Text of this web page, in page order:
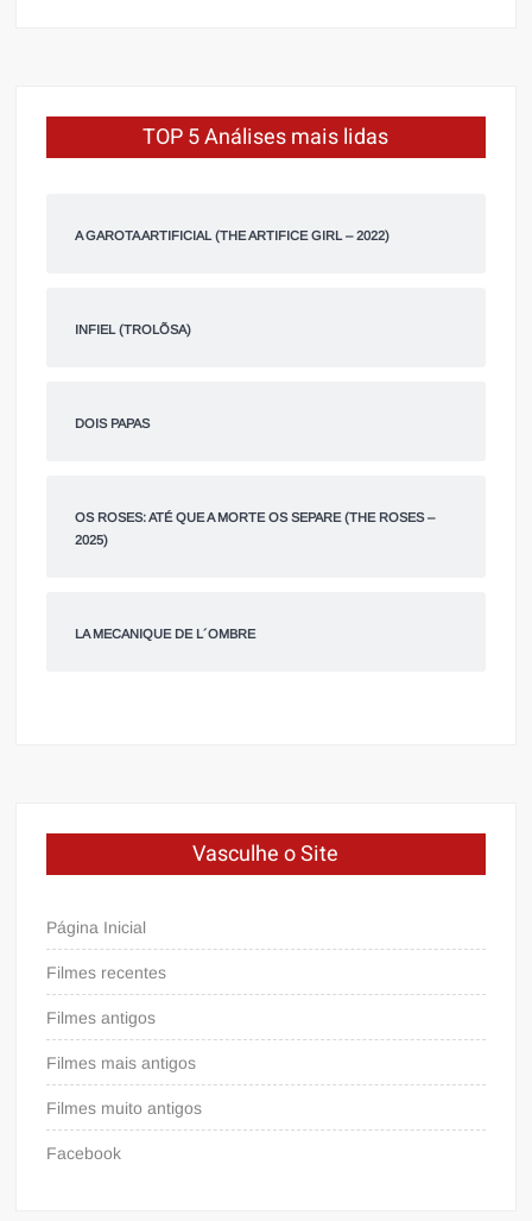
TOP 5 Análises mais lidas
A GAROTA ARTIFICIAL (THE ARTIFICE GIRL – 2022)
INFIEL (TROLÕSA)
DOIS PAPAS
OS ROSES: ATÉ QUE A MORTE OS SEPARE (THE ROSES –
2025)
LA MECANIQUE DE L´OMBRE
Vasculhe o Site
Página Inicial
Filmes recentes
Filmes antigos
Filmes mais antigos
Filmes muito antigos
Facebook